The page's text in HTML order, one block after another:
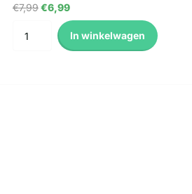
€7,99€6,99
In winkelwagen